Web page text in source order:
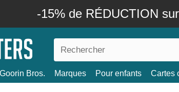
-15% de RÉDUCTION
Goorin Bros. Marques Pour enfants Cartes